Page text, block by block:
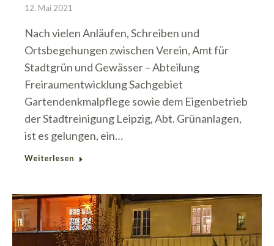
12. Mai 2021
Nach vielen Anläufen, Schreiben und
Ortsbegehungen zwischen Verein, Amt für
Stadtgrün und Gewässer – Abteilung
Freiraumentwicklung Sachgebiet
Gartendenkmalpflege sowie dem Eigenbetrieb
der Stadtreinigung Leipzig, Abt. Grünanlagen,
ist es gelungen, ein…
Weiterlesen